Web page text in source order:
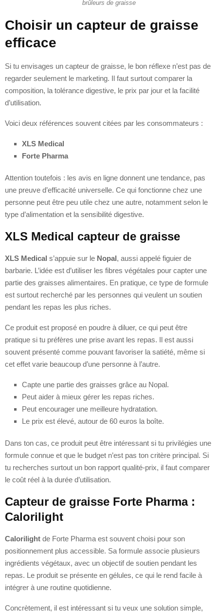
brûleurs de graisse
Choisir un capteur de graisse
efficace
Si tu envisages un capteur de graisse, le bon réflexe n’est pas de
regarder seulement le marketing. Il faut surtout comparer la
composition, la tolérance digestive, le prix par jour et la facilité
d’utilisation.
Voici deux références souvent citées par les consommateurs :
XLS Medical
Forte Pharma
Attention toutefois : les avis en ligne donnent une tendance, pas
une preuve d’efficacité universelle. Ce qui fonctionne chez une
personne peut être peu utile chez une autre, notamment selon le
type d’alimentation et la sensibilité digestive.
XLS Medical capteur de graisse
XLS Medical s’appuie sur le Nopal, aussi appelé figuier de
barbarie. L’idée est d’utiliser les fibres végétales pour capter une
partie des graisses alimentaires. En pratique, ce type de formule
est surtout recherché par les personnes qui veulent un soutien
pendant les repas les plus riches.
Ce produit est proposé en poudre à diluer, ce qui peut être
pratique si tu préfères une prise avant les repas. Il est aussi
souvent présenté comme pouvant favoriser la satiété, même si
cet effet varie beaucoup d’une personne à l’autre.
Capte une partie des graisses grâce au Nopal.
Peut aider à mieux gérer les repas riches.
Peut encourager une meilleure hydratation.
Le prix est élevé, autour de 60 euros la boîte.
Dans ton cas, ce produit peut être intéressant si tu privilégies une
formule connue et que le budget n’est pas ton critère principal. Si
tu recherches surtout un bon rapport qualité-prix, il faut comparer
le coût réel à la durée d’utilisation.
Capteur de graisse Forte Pharma :
Calorilight
Calorilight de Forte Pharma est souvent choisi pour son
positionnement plus accessible. Sa formule associe plusieurs
ingrédients végétaux, avec un objectif de soutien pendant les
repas. Le produit se présente en gélules, ce qui le rend facile à
intégrer à une routine quotidienne.
Concrètement, il est intéressant si tu veux une solution simple,